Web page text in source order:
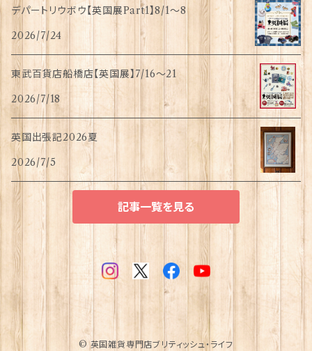
デパートリウボウ【英国展Part1】8/1〜8
2026/7/24
東武百貨店船橋店【英国展】7/16～21
2026/7/18
英国出張記2026夏
2026/7/5
記事一覧を見る
© 英国雑貨専門店ブリティッシュ・ライフ